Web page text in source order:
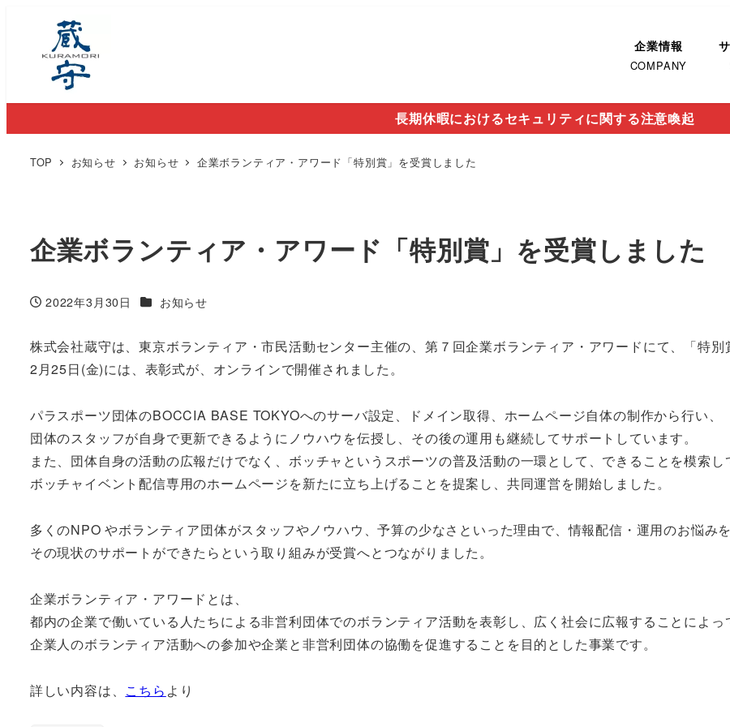
企業情報
COMPANY
長期休暇におけるセキュリティに関する注意喚起
TOP お知らせ お知らせ 企業ボランティア・アワード「特別賞」を受賞しました
企業ボランティア・アワード「特別賞」を受賞しました
投稿日
2022年3月30日 カテゴリー
お知らせ
株式会社蔵守は、東京ボランティア・市民活動センター主催の、第７回企業ボランティア・アワードにて、「特別
2月25日(金)には、表彰式が、オンラインで開催されました。
パラスポーツ団体のBOCCIA BASE TOKYOへのサーバ設定、ドメイン取得、ホームページ自体の制作から行い、
団体のスタッフが自身で更新できるようにノウハウを伝授し、その後の運用も継続してサポートしています。
また、団体自身の活動の広報だけでなく、ボッチャというスポーツの普及活動の一環として、できることを模索し
ボッチャイベント配信専用のホームページを新たに立ち上げることを提案し、共同運営を開始しました。
多くのNPO やボランティア団体がスタッフやノウハウ、予算の少なさといった理由で、情報配信・運用のお悩みを
その現状のサポートができたらという取り組みが受賞へとつながりました。
企業ボランティア・アワードとは、
都内の企業で働いている人たちによる非営利団体でのボランティア活動を表彰し、広く社会に広報することによっ
企業人のボランティア活動への参加や企業と非営利団体の協働を促進することを目的とした事業です。
詳しい内容は、 こちら より